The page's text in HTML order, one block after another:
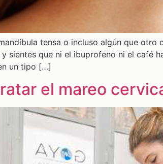
tensa o incluso algún que
sientes que ni el ibuprofeno ni el café
un tipo […]
el mareo